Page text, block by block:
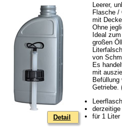
Pflegeprodukte
Wälzlager
Öle
Service
Datenschutz
Batterierücknahme
Detail
Leerer,
Flasche /
mit
Ohne
Ideal
großen
von
Es
mit
Befüllung
Getriebe.
für 1 Liter